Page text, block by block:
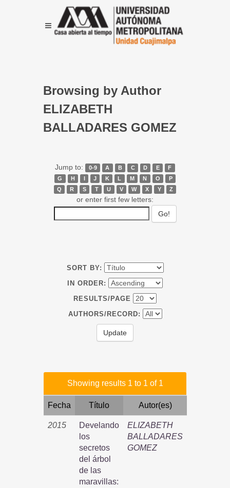
Browsing by Author
ELIZABETH
BALLADARES GOMEZ
Jump to: 0-9 A B C D E
F
G
H I J K L M N O
P
Q
R S T U V W X Y Z
or enter first few letters:
SORT BY:
IN ORDER:
RESULTS/PAGE
AUTHORS/RECORD:
Showing results 1 to 1 of 1
Fecha Título Autor(es)
2015
Develando
los
secretos
del árbol
de las
maravillas:
ELIZABETH
BALLADARES
GOMEZ